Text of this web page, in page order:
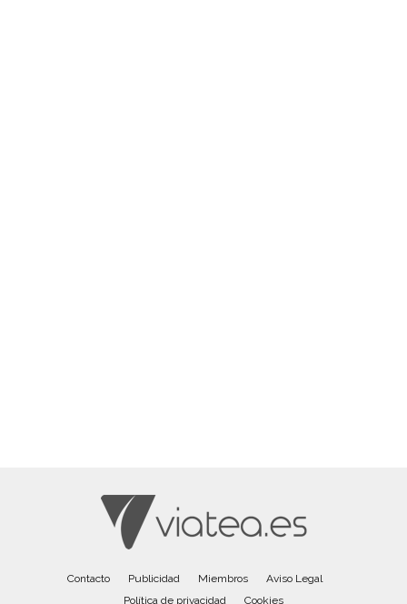
Contacto Publicidad Miembros
Aviso Legal
Política de privacidad
Cookies